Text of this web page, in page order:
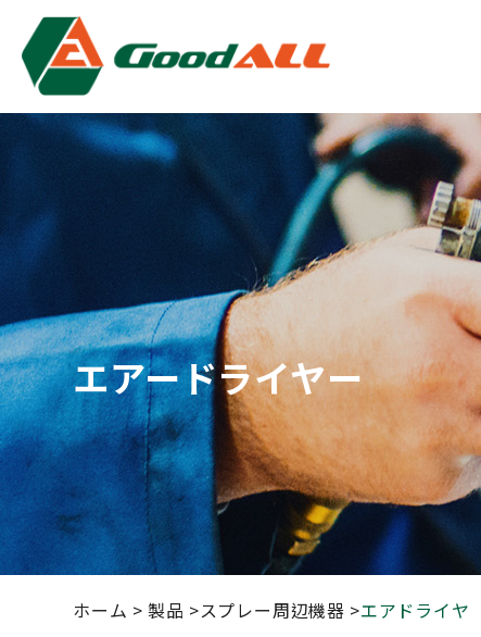
エアードライヤー
ホーム 製品 スプレー周辺機器 エアドライヤ
クッキー利用の管理について